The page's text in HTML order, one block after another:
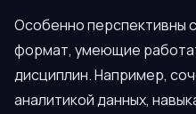
Особенно перспективны
формат, умеющие
дисциплин. Например,
аналитикой данных,